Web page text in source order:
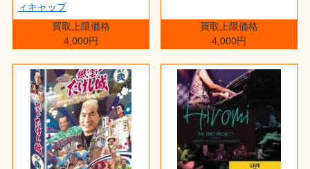
ィキャップ
買取上限価格
4,000円
買取上限価格
4,000円